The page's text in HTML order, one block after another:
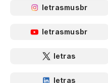
letrasmusbr
letrasmusbr
letras
letras